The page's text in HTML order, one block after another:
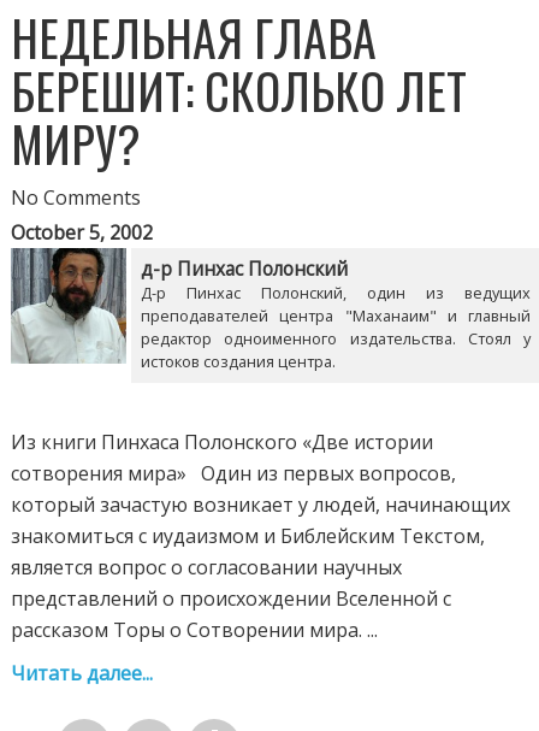
НЕДЕЛЬНАЯ ГЛАВА
БЕРЕШИТ: СКОЛЬКО ЛЕТ
МИРУ?
No Comments
October 5, 2002
д-р Пинхас Полонский
Д-р Пинхас Полонский, один из ведущих
преподавателей центра "Маханаим" и главный
редактор одноименного издательства. Стоял у
истоков создания центра.
Из книги Пинхаса Полонского «Две истории
сотворения мира» Один из первых вопросов,
который зачастую возникает у людей, начинающих
знакомиться с иудаизмом и Библейским Текстом,
является вопрос о согласовании научных
представлений о происхождении Вселенной с
рассказом Торы о Сотворении мира. ...
Читать далее...